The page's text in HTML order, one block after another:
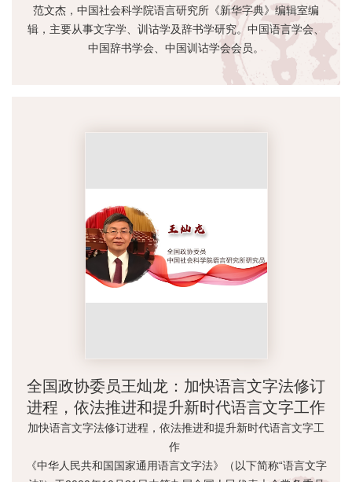
范文杰，中国社会科学院语言研究所《新华字典》编辑室编
辑，主要从事文字学、训诂学及辞书学研究。中国语言学会、
中国辞书学会、中国训诂学会会员。
全国政协委员王灿龙：加快语言文字法修订
进程，依法推进和提升新时代语言文字工作
加快语言文字法修订进程，依法推进和提升新时代语言文字工
作
《中华人民共和国国家通用语言文字法》（以下简称“语言文字